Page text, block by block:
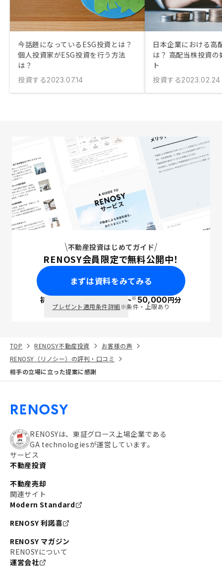
今話題になっているESG投資とは？
個人投資家がESG投資を行う方法
は？
投資する2023.07.14
日本企業における高
は？ 高配当株投資
ト
投資する2023.02.24
不動産投資はじめてガイド
RENOSY会員限定で無料公開中！
まずは資料をみてみる
初回面談で ポイント※50,000円分
プレゼント適用条件詳細※条件・上限あり
TOP RENOSY不動産投資
お客様の声
RENOSY（リノシー）の評判・口コミ
相手の立場に立った提案に感謝
RENOSYは、東証グロース上場企業である
GA technologiesが運営しています。
サービス
不動産投資
不動産売却
関連サイト
Modern Standard
RENOSY 利諾喜
RENOSY マガジン
RENOSYについて
運営会社